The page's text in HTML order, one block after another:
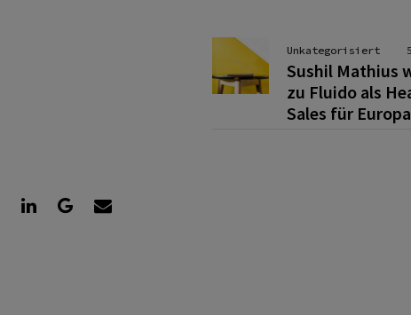
Unkategorisiert
Sushil Mathius
zu Fluido als
Sales für Europa